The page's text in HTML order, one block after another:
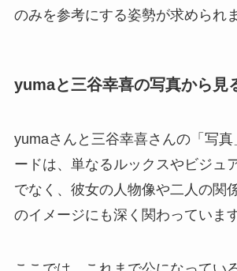
のみを参考にする姿勢が求められま
yumaと三谷幸喜の写真から見
yumaさんと三谷幸喜さんの「写真
ードは、単なるルックスやビジュ
でなく、彼女の人物像や二人の関
のイメージにも深く関わっています